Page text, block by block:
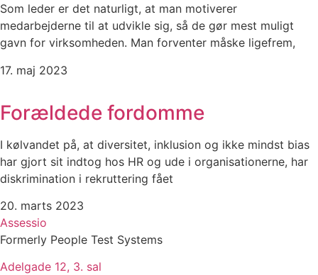
Som leder er det naturligt, at man motiverer
medarbejderne til at udvikle sig, så de gør mest muligt
gavn for virksomheden. Man forventer måske ligefrem,
17. maj 2023
Forældede fordomme
I kølvandet på, at diversitet, inklusion og ikke mindst bias
har gjort sit indtog hos HR og ude i organisationerne, har
diskrimination i rekruttering fået
20. marts 2023
Assessio
Formerly People Test Systems
Adelgade 12, 3. sal